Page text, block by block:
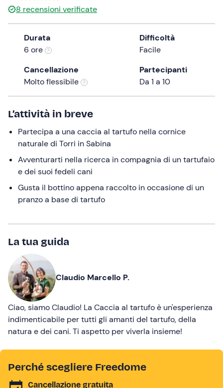
the
question
mark
keyboard
shortcuts
for
changing
dates.
27,50 €
8 recensioni verificate
Durata
6 ore
Difficoltà
Facile
Cancellazione
Molto flessibile
Partecipanti
Da 1 a 10
L’attività in breve
Partecipa a una caccia al tartufo nella cornice
naturale di Torri in Sabina
Avventurarti nella ricerca in compagnia di un tartufaio
e dei suoi fedeli cani
Gusta il bottino appena raccolto in occasione di un
pranzo a base di tartufo
La tua guida
Claudio Marcello P.
Ciao, siamo Claudio! La Caccia al tartufo è un'esperienza
indimenticabile per tutti gli amanti del tartufo, della
natura e dei cani. Ti aspetto per viverla insieme!
Perché scegliere Freedome
Cancellazione gratuita